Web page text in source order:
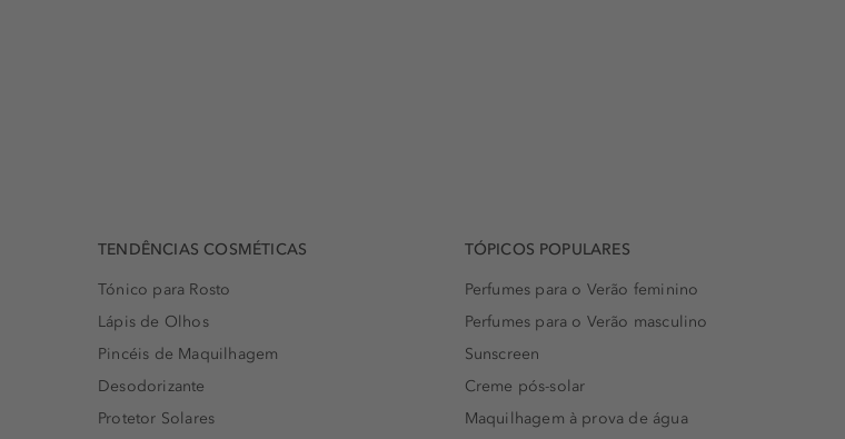
TENDÊNCIAS COSMÉTICAS
Tónico para Rosto
Lápis de Olhos
Pincéis de Maquilhagem
Desodorizante
Protetor Solares
TÓPICOS POPULARES
Perfumes para o Verão feminino
Perfumes para o Verão masculino
Sunscreen
Creme pós-solar
Maquilhagem à prova de água